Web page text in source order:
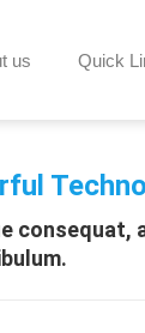
us Quick
consequat,